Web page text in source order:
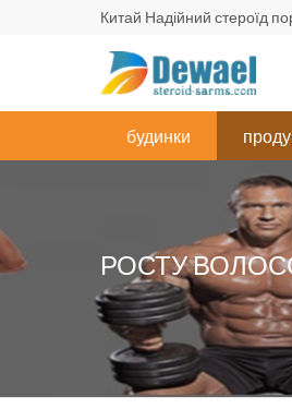
Китай Надійний стероїд
будинки
РОСТУ